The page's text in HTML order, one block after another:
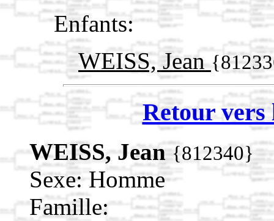
Enfants:
WEISS, Jean
Retour vers
WEISS, Jean{812340}
Sexe: Homme
Famille: